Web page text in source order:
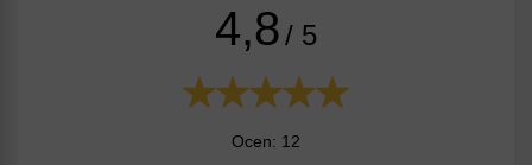
4,8/ 5
Ocen: 12